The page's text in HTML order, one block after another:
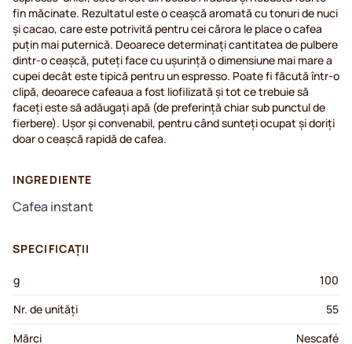
fin măcinate. Rezultatul este o ceașcă aromată cu tonuri de nuci
și cacao, care este potrivită pentru cei cărora le place o cafea
puțin mai puternică. Deoarece determinați cantitatea de pulbere
dintr-o ceașcă, puteți face cu ușurință o dimensiune mai mare a
cupei decât este tipică pentru un espresso. Poate fi făcută într-o
clipă, deoarece cafeaua a fost liofilizată și tot ce trebuie să
faceți este să adăugați apă (de preferință chiar sub punctul de
fierbere). Ușor și convenabil, pentru când sunteți ocupat și doriți
doar o ceașcă rapidă de cafea.
INGREDIENTE
Cafea instant
SPECIFICAȚII
g
100
Nr. de unități
55
Mărci
Nescafé